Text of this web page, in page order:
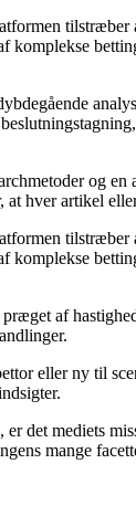
komplekse
og
hver artikel
komplekse
af
eller ny til
det mediets
mange